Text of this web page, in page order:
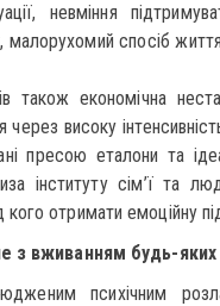
невміння
малорухомий спосіб
економічна
високу
пресою еталони та
інституту сім’ї та
отримати емоційну
з вживанням будь-
психічним